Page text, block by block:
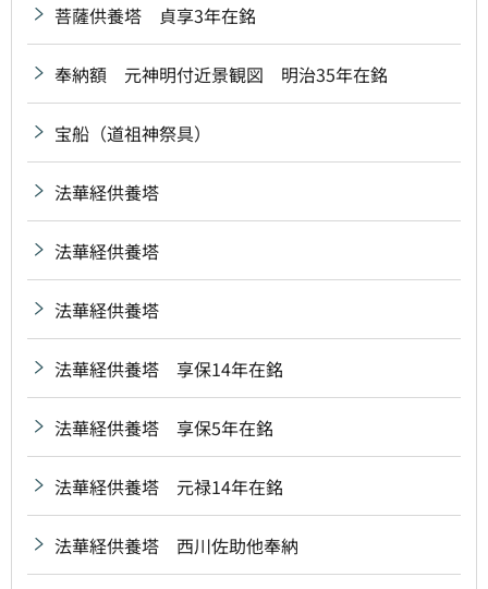
菩薩供養塔 貞享3年在銘
奉納額 元神明付近景観図 明治35年在銘
宝船（道祖神祭具）
法華経供養塔
法華経供養塔
法華経供養塔
法華経供養塔 享保14年在銘
法華経供養塔 享保5年在銘
法華経供養塔 元禄14年在銘
法華経供養塔 西川佐助他奉納